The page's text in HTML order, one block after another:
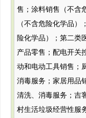
售；涂料销售（不含
（不含危险化学品
险化学品）；第二类
产品零售；配电开关
动和电动工具销售；
消毒服务；家居用品
清洗、消毒服务；吉
村生活垃圾经营性服